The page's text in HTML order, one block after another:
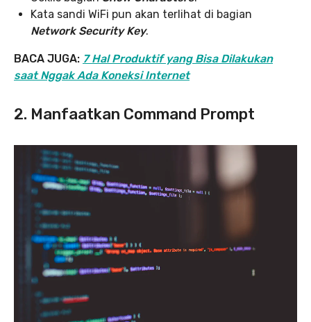
Kata sandi WiFi pun akan terlihat di bagian
Network Security Key.
BACA JUGA: 7 Hal Produktif yang Bisa Dilakukan
saat Nggak Ada Koneksi Internet
2. Manfaatkan Command Prompt